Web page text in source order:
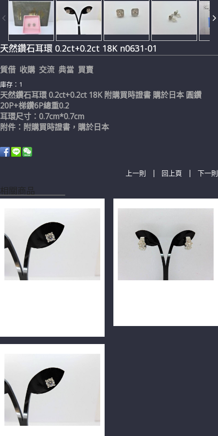
天然鑽石耳環 0.2ct+0.2ct 18K n0631-01
質借 收購 交流 典當 買賣
庫存：1
天然鑽石耳環 0.2ct+0.2ct 18K 附購買時證書 購於日本 圓鑽
20P+梯鑽6P總重0.2
耳環尺寸：0.7cm*0.7cm
附件：附購買時證書，購於日本
上一則 | 回上頁 | 下一則
相關商品